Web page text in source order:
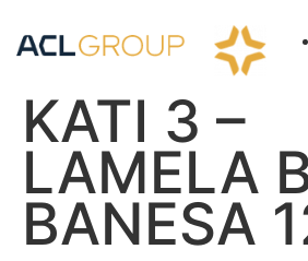
KATI 3 –
LAMELA
BANESA